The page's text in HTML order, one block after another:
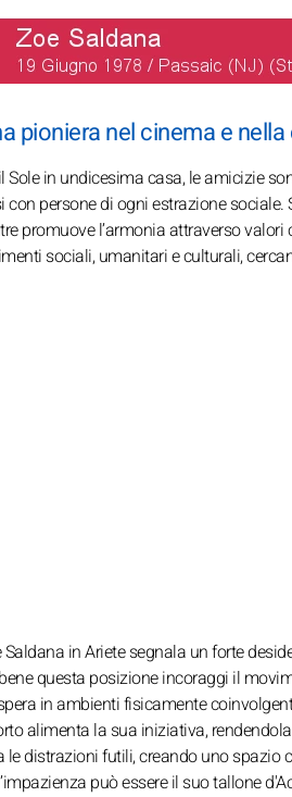
pioniera nel cinema e
Sole in undicesima casa, le amicizie
con persone di ogni estrazione
promuove l’armonia attraverso
sociali, umanitari e culturali,
in Ariete segnala un forte
questa posizione incoraggi il
in ambienti fisicamente
alimenta la sua iniziativa,
distrazioni futili, creando uno spazio
può essere il suo tallone